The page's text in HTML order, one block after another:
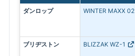
ダンロップ WINTER MAXX 02
ブリヂストン BLIZZAK WZ-1